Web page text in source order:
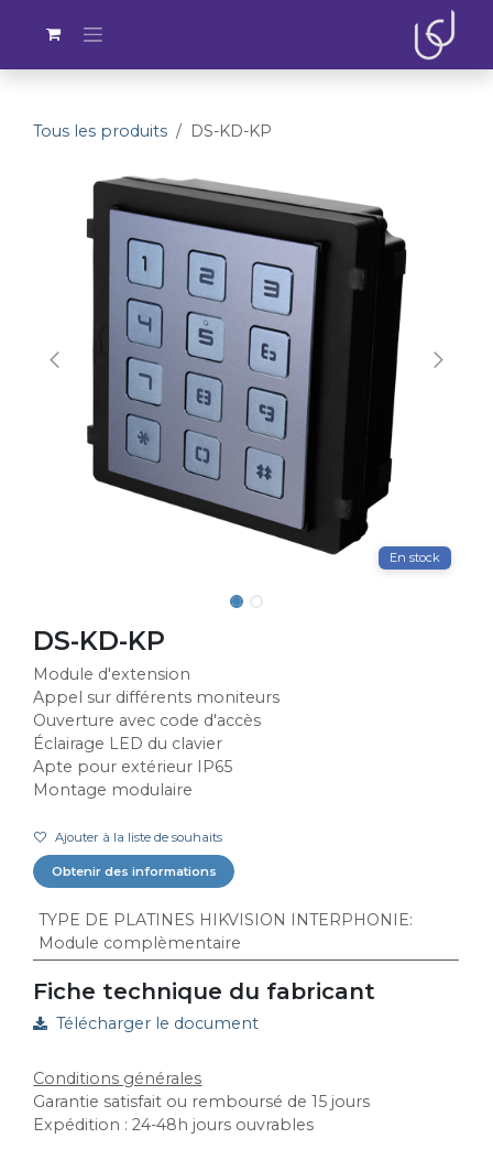
Tous les produits DS-KD-KP
En stock
DS-KD-KP
Module d'extension
Appel sur différents moniteurs
Ouverture avec code d'accès
Éclairage LED du clavier
Apte pour extérieur IP65
Montage modulaire
Ajouter à la liste de souhaits
Obtenir des informations
TYPE DE PLATINES HIKVISION INTERPHONIE:
Module complèmentaire
Fiche technique du fabricant
Télécharger le document
Conditions générales
Garantie satisfait ou remboursé de 15 jours
Expédition : 24-48h jours ouvrables